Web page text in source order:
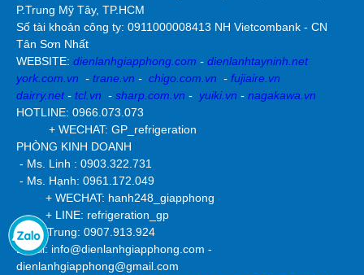
P.Trung Mỹ Tây, TP.HCM
Số tài khoản công ty: 0911000008413 NH Vietcombank - CN
Tân Sơn Nhất
WEBSITE: dienlanhgiapphong.com - dienlanhtayninh.net
york.com.vn - trane.vn - chigo.com.vn - fujiaire.vn
dairry.net- tcl.vn - sharp.com.vn - yuiki.vn - nagakawa.vn
HOTLINE: 0966.073.073
+ WECHAT: GP_refrigeration
PHÒNG KINH DOANH
- Ms. Linh : 0903.322.731
- Ms. Hạnh: 0961.172.049
+ WECHAT: hanh248_giapphong
+ LINE: refrigeration_gp
- Mr Trung: 0907.913.924
Email: info@dienlanhgiapphong.com -
dienlanhgiapphong@gmail.com